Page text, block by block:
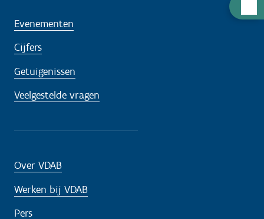
u
Evenementen
Cijfers
Getuigenissen
Veelgestelde vragen
Over VDAB
Werken bij VDAB
Pers